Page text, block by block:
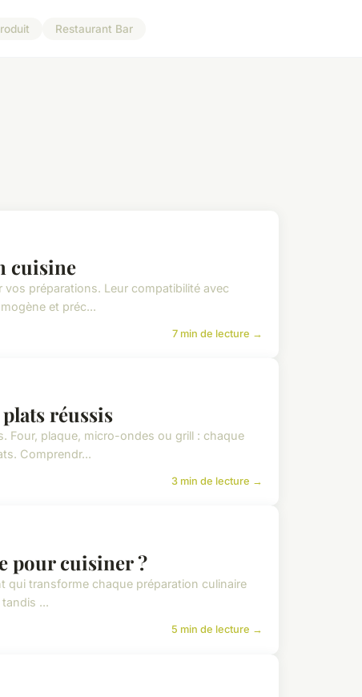
Restaurant Bar
cuisine
préparations. Leur compatibilité avec
et préc...
7 min de lecture →
réussis
Four, plaque, micro-ondes ou grill : chaque
Comprendr...
3 min de lecture →
pour cuisiner ?
qui transforme chaque préparation culinaire
...
5 min de lecture →